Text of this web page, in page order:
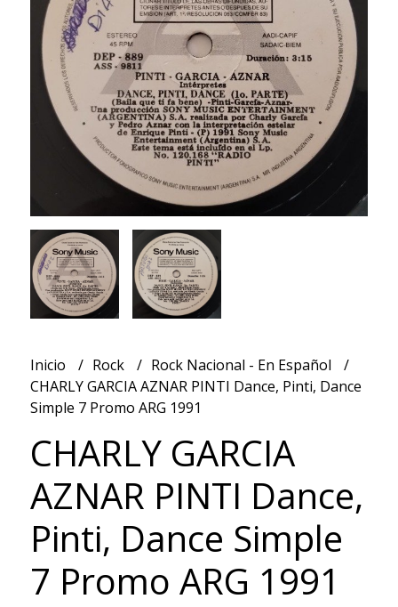
Inicio Rock
Rock Nacional - En Español
CHARLY GARCIA AZNAR PINTI Dance, Pinti, Dance
Simple 7 Promo ARG 1991
CHARLY GARCIA
AZNAR PINTI Dance,
Pinti, Dance Simple
7 Promo ARG 1991